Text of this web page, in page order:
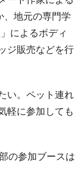
、地元の専門学
によるボディ
ジ販売などを行
い。ペット連れ
軽に参加しても
の参加ブースは